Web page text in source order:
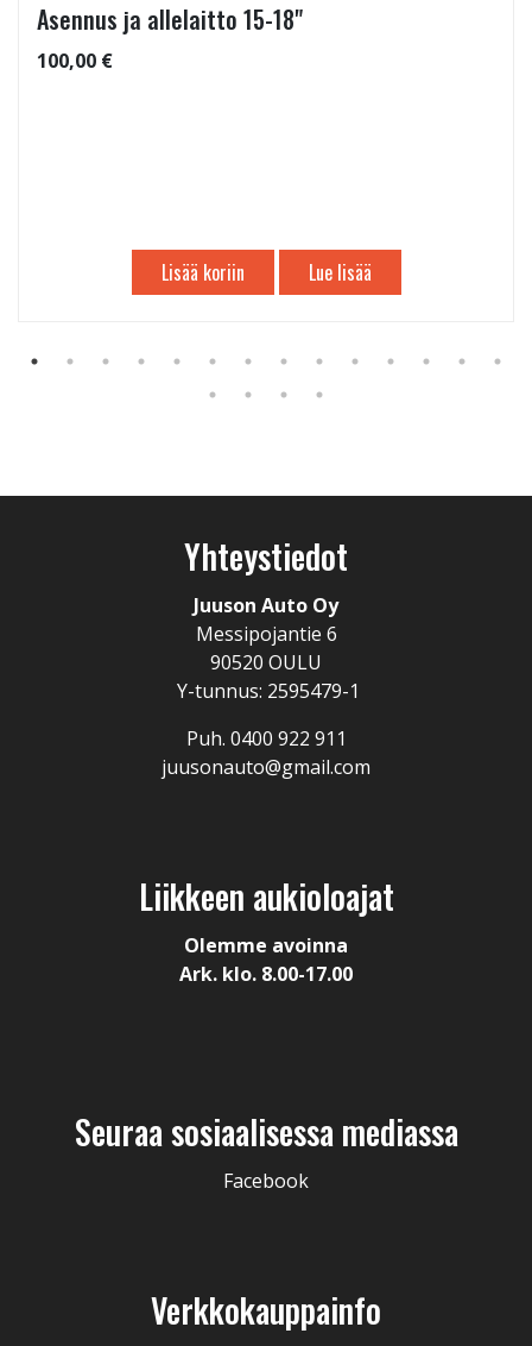
Asennus ja allelaitto 15-18"
100,00 €
Lisää koriin Lue lisää
Yhteystiedot
Juuson Auto Oy
Messipojantie 6
90520 OULU
Y-tunnus: 2595479-1
Puh. 0400 922 911
juusonauto@gmail.com
Liikkeen aukioloajat
Olemme avoinna
Ark. klo. 8.00-17.00
Seuraa sosiaalisessa mediassa
Facebook
Verkkokauppainfo